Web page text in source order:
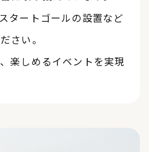
タートゴールの設置など
さい。
楽しめるイベントを実現